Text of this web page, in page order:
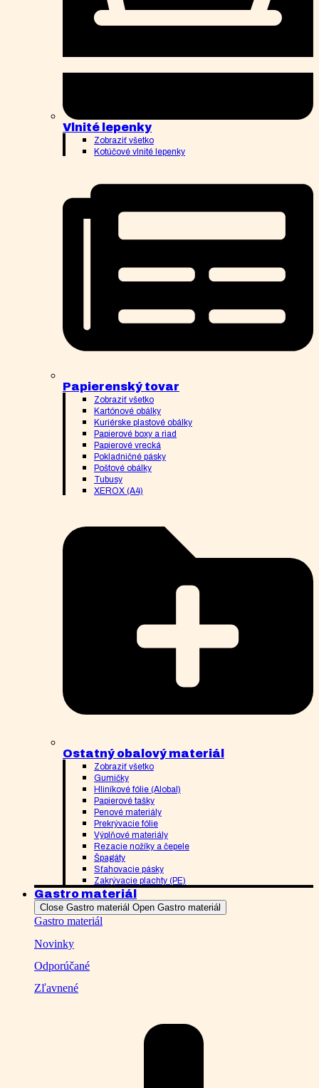
Vlnité lepenky
Zobraziť všetko
Kotúčové vlnité lepenky
Papierenský tovar
Zobraziť všetko
Kartónové obálky
Kuriérske plastové obálky
Papierové boxy a riad
Papierové vrecká
Pokladničné pásky
Poštové obálky
Tubusy
XEROX (A4)
Ostatný obalový materiál
Zobraziť všetko
Gumičky
Hliníkové fólie (Alobal)
Papierové tašky
Penové materiály
Prekrývacie fólie
Výplňové materiály
Rezacie nožíky a čepele
Špagáty
Sťahovacie pásky
Zakrývacie plachty (PE)
Gastro materiál
Close Gastro materiál Open Gastro materiál
Gastro materiál
Novinky
Odporúčané
Zľavnené